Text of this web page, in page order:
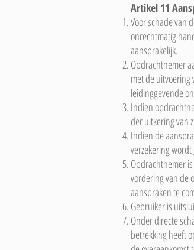
Artikel 11
Voor schade van
onrechtmatig
aansprakelijk.
Opdrachtnemer
met de uitvoering
leidinggevende
Indien
der uitkering van
Indien de
verzekering
Opdrachtnemer
vordering van de
aanspraken te
Gebruiker is
Onder directe
betrekking heeft